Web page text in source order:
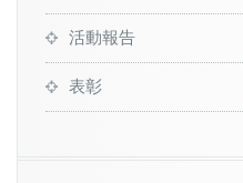
活動報告
表彰